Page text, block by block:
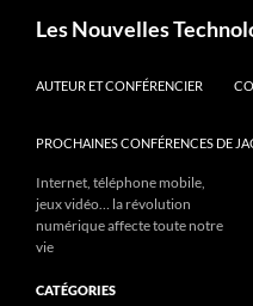
Les Nouvelles
AUTEUR ET CONFÉRENCIER
PROCHAINES CONFÉRENCES DE
Internet, téléphone mobile,
jeux vidéo… la révolution
numérique affecte toute notre
vie
CATÉGORIES